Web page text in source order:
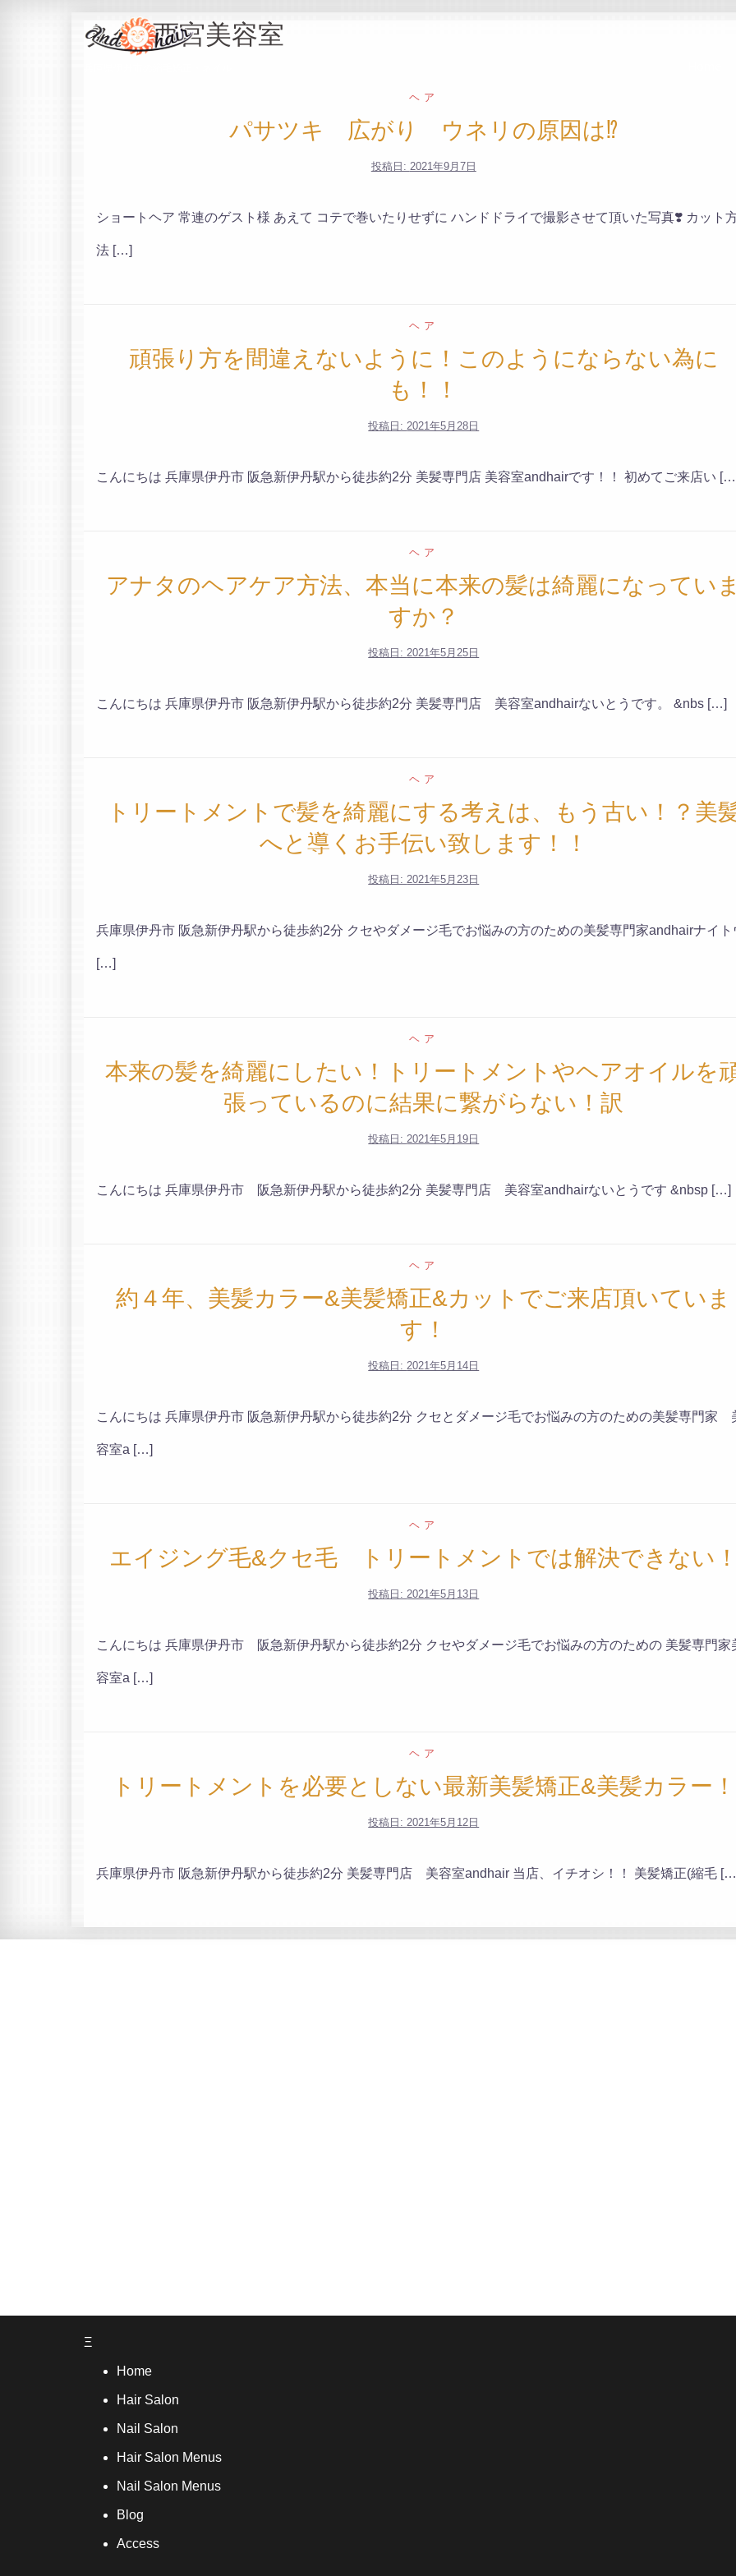
タグ: 西宮美容室
ヘア
パサツキ 広がり ウネリの原因は⁉️
投稿日: 2021年9月7日
ショートヘア 常連のゲスト様 あえて コテで巻いたりせずに ハンドドライで撮影させて頂いた写真❣️ カット
法 […]
ヘア
頑張り方を間違えないように！このようにならない為に
も！！
投稿日:2021年5月28日
こんにちは 兵庫県伊丹市 阪急新伊丹駅から徒歩約2分 美髪専門店 美容室andhairです！！ 初めてご来店い
ヘア
アナタのヘアケア方法、本当に本来の髪は綺麗になってい
すか？
投稿日:2021年5月25日
こんにちは 兵庫県伊丹市 阪急新伊丹駅から徒歩約2分 美髪専門店 美容室andhairないとうです。 &nbs […]
ヘア
トリートメントで髪を綺麗にする考えは、もう古い！？美
へと導くお手伝い致します！！
投稿日:2021年5月23日
兵庫県伊丹市 阪急新伊丹駅から徒歩約2分 クセやダメージ毛でお悩みの方のための美髪専門家andhairナイト
[…]
ヘア
本来の髪を綺麗にしたい！トリートメントやヘアオイルを
張っているのに結果に繋がらない！訳
投稿日:2021年5月19日
こんにちは 兵庫県伊丹市 阪急新伊丹駅から徒歩約2分 美髪専門店 美容室andhairないとうです &nbsp […]
ヘア
約４年、美髪カラー&美髪矯正&カットでご来店頂いていま
す！
投稿日:2021年5月14日
こんにちは 兵庫県伊丹市 阪急新伊丹駅から徒歩約2分 クセとダメージ毛でお悩みの方のための美髪専門家
容室a […]
ヘア
エイジング毛&クセ毛 トリートメントでは解決できない
投稿日:2021年5月13日
こんにちは 兵庫県伊丹市 阪急新伊丹駅から徒歩約2分 クセやダメージ毛でお悩みの方のための 美髪専門家
容室a […]
ヘア
トリートメントを必要としない最新美髪矯正&美髪カラー！
投稿日:2021年5月12日
兵庫県伊丹市 阪急新伊丹駅から徒歩約2分 美髪専門店 美容室andhair 当店、イチオシ！！ 美髪矯正(縮毛
Ξ
Home
Hair Salon
Nail Salon
Hair Salon Menus
Nail Salon Menus
Blog
Access